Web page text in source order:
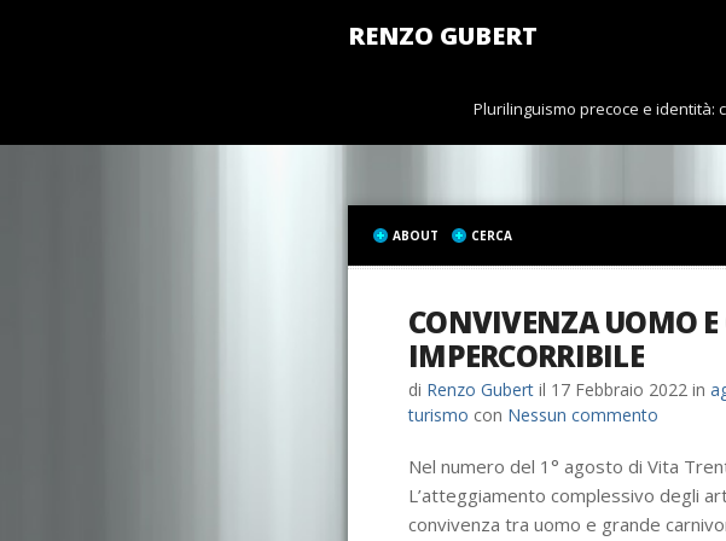
RENZO GUBERT
Plurilinguismo precoce e identità:
ABOUT CERCA
CONVIVENZA UOMO
IMPERCORRIBILE
di Renzo Gubert il 17 Febbraio 2022 in
turismo con Nessun commento
Nel numero del 1° agosto di Vita
L’atteggiamento complessivo degli
convivenza tra uomo e grande